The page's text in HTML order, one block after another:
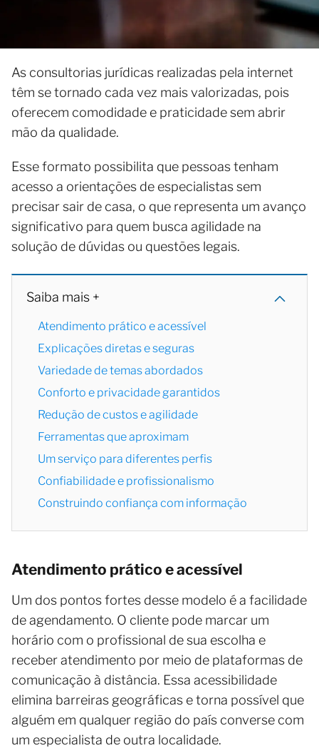
As consultorias jurídicas realizadas pela internet
têm se tornado cada vez mais valorizadas, pois
oferecem comodidade e praticidade sem abrir
mão da qualidade.
Esse formato possibilita que pessoas tenham
acesso a orientações de especialistas sem
precisar sair de casa, o que representa um avanço
significativo para quem busca agilidade na
solução de dúvidas ou questões legais.
Saiba mais +
Atendimento prático e acessível
Explicações diretas e seguras
Variedade de temas abordados
Conforto e privacidade garantidos
Redução de custos e agilidade
Ferramentas que aproximam
Um serviço para diferentes perfis
Confiabilidade e profissionalismo
Construindo confiança com informação
Atendimento prático e acessível
Um dos pontos fortes desse modelo é a facilidade
de agendamento. O cliente pode marcar um
horário com o profissional de sua escolha e
receber atendimento por meio de plataformas de
comunicação à distância. Essa acessibilidade
elimina barreiras geográficas e torna possível que
alguém em qualquer região do país converse com
um especialista de outra localidade.